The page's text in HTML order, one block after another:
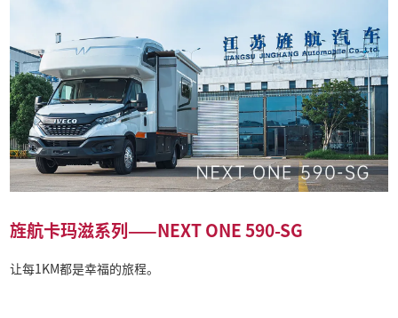
旌航卡玛滋系列——NEXT ONE 590-SG
让每1KM都是幸福的旅程。